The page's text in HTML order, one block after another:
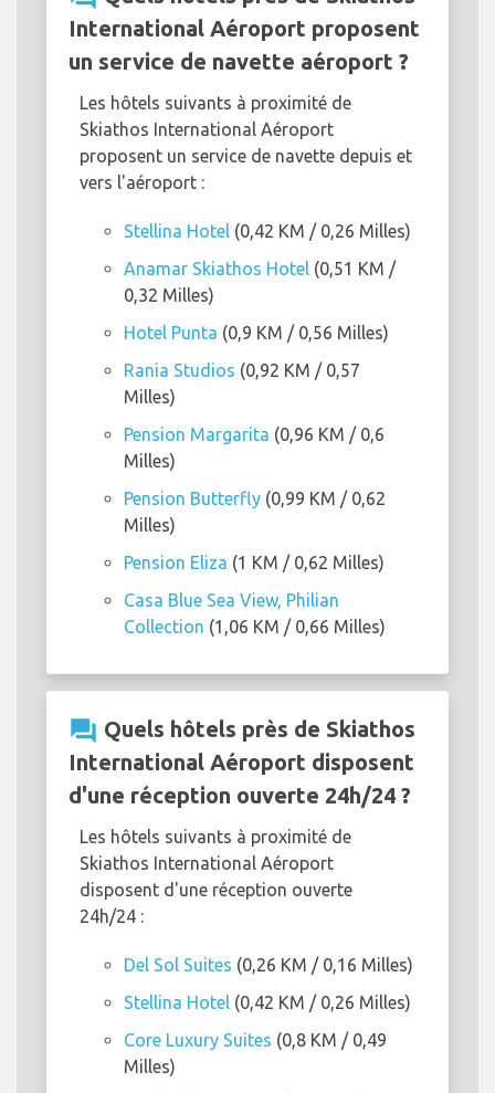
International Aéroport proposent
un service de navette aéroport ?
Les hôtels suivants à proximité de
Skiathos International Aéroport
proposent un service de navette depuis et
vers l'aéroport :
Stellina Hotel (0,42 KM / 0,26 Milles)
Anamar Skiathos Hotel (0,51 KM /
0,32 Milles)
Hotel Punta (0,9 KM / 0,56 Milles)
Rania Studios (0,92 KM / 0,57
Milles)
Pension Margarita (0,96 KM / 0,6
Milles)
Pension Butterfly (0,99 KM / 0,62
Milles)
Pension Eliza (1 KM / 0,62 Milles)
Casa Blue Sea View, Philian
Collection (1,06 KM / 0,66 Milles)
question_answer Quels hôtels près de Skiathos
International Aéroport disposent
d'une réception ouverte 24h/24 ?
Les hôtels suivants à proximité de
Skiathos International Aéroport
disposent d'une réception ouverte
24h/24 :
Del Sol Suites (0,26 KM / 0,16 Milles)
Stellina Hotel (0,42 KM / 0,26 Milles)
Core Luxury Suites (0,8 KM / 0,49
Milles)